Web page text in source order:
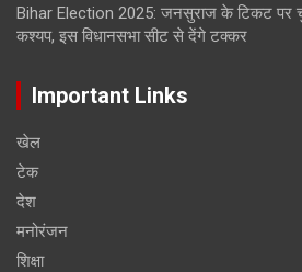
Bihar Election 2025: जनसुराज के टिकट पर
कश्यप, इस विधानसभा सीट से देंगे टक्कर
Important Links
खेल
टेक
देश
मनोरंजन
शिक्षा